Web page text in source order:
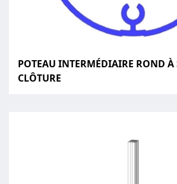
POTEAU INTERMÉDIAIRE ROND À
CLÔTURE